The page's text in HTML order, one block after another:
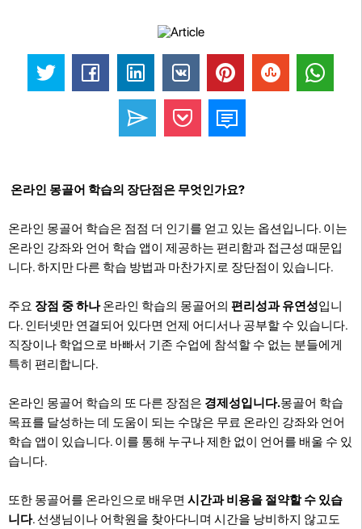
온라인 몽골어 학습의 장단점은 무엇인가요?
온라인 몽골어 학습은 점점 더 인기를 얻고 있는 옵션입니다. 이는
온라인 강좌와 언어 학습 앱이 제공하는 편리함과 접근성 때문입
니다. 하지만 다른 학습 방법과 마찬가지로 장단점이 있습니다.
주요 장점 중 하나온라인 학습의 몽골어의 편리성과 유연성입니
다. 인터넷만 연결되어 있다면 언제 어디서나 공부할 수 있습니다.
직장이나 학업으로 바빠서 기존 수업에 참석할 수 없는 분들에게
특히 편리합니다.
온라인 몽골어 학습의 또 다른 장점은 경제성입니다.몽골어 학습
목표를 달성하는 데 도움이 되는 수많은 무료 온라인 강좌와 언어
학습 앱이 있습니다. 이를 통해 누구나 제한 없이 언어를 배울 수 있
습니다.
또한 몽골어를 온라인으로 배우면 시간과 비용을 절약할 수 있습
니다. 선생님이나 어학원을 찾아다니며 시간을 낭비하지 않고도